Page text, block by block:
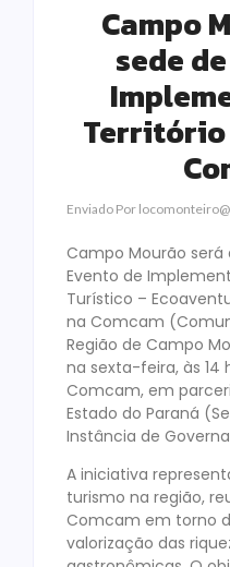
Campo
sede
Enviado Por
Campo Mourão
Evento de
Turístico –
na Comcam
Região de Campo
na sexta-feira, às 14
Comcam, em
Estado do Paraná
Instância de
A iniciativa
turismo na região,
Comcam em torno
valorização das